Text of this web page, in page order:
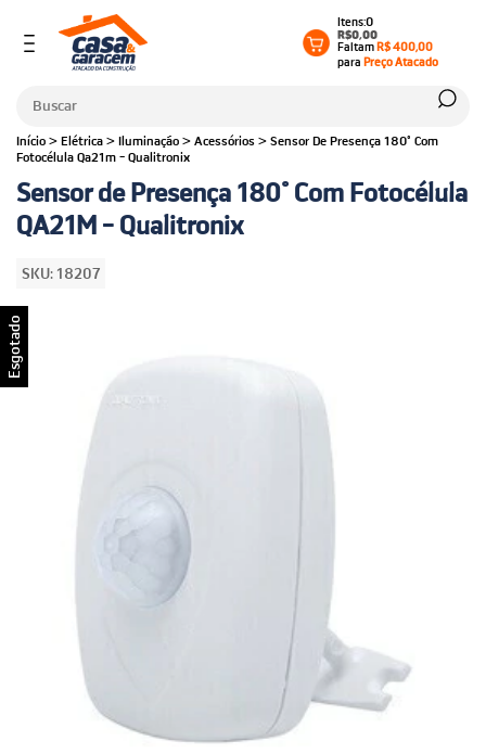
0
R$0,00
FaltamR$ 400,00
paraPreço Atacado
Início > Elétrica > Iluminação > Acessórios > Sensor De Presença 180° Com
Fotocélula Qa21m - Qualitronix
Sensor de Presença 180° Com Fotocélula
QA21M - Qualitronix
SKU: 18207
Esgotado